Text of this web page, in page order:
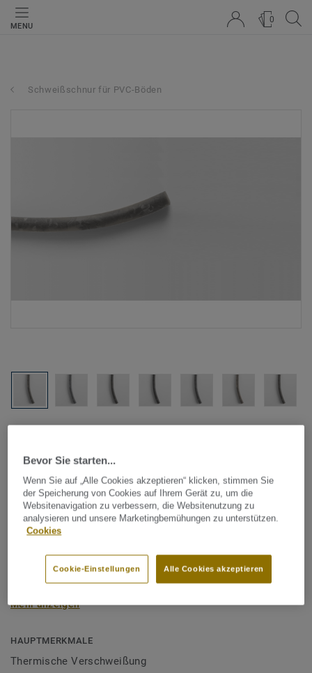
MENU
0
Schweißschnur für PVC-Böden
Tarkett Zubehör Komplettsortiment
Schweißschnur für PVC-Böden
- Multicolour GREY 0185
zweier PVC-Bahnen verwendet und sorgen für eine
wasserdichte und geschlossene Oberfläche, Grundlage für
Schweißschnüre sind erhältlich in den Varianten Uni und
Bodenbelagssortiment abgestimmt. Durch die Verwendung
von Kontrastfarben lassen sich auch besondere
Mehr anzeigen
HAUPTMERKMALE
Thermische Verschweißung
Bevor Sie starten...
Wenn Sie auf „Alle Cookies akzeptieren“ klicken, stimmen Sie
der Speicherung von Cookies auf Ihrem Gerät zu, um die
Websitenavigation zu verbessern, die Websitenutzung zu
analysieren und unsere Marketingbemühungen zu unterstützen.
Cookies
Alle Cookies akzeptieren
Cookie-Einstellungen